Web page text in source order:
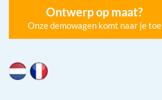
Ontwerp op maat?
Onze demowagen komt naar je toe